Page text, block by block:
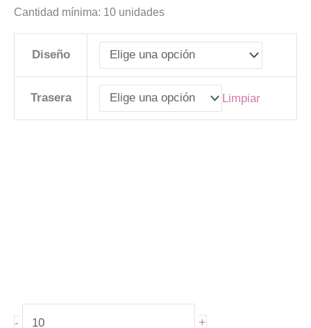
Cantidad mínima: 10 unidades
Diseño
Trasera Limpiar
- +